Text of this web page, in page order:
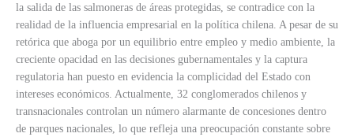
la salida de las salmoneras de áreas protegidas, se contradice con la
realidad de la influencia empresarial en la política chilena. A pesar de su
retórica que aboga por un equilibrio entre empleo y medio ambiente, la
creciente opacidad en las decisiones gubernamentales y la captura
regulatoria han puesto en evidencia la complicidad del Estado con
intereses económicos. Actualmente, 32 conglomerados chilenos y
transnacionales controlan un número alarmante de concesiones dentro
de parques nacionales, lo que refleja una preocupación constante sobre